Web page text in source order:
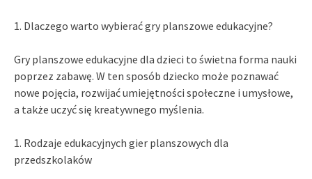
1. Dlaczego warto wybierać gry planszowe edukacyjne?
Gry planszowe edukacyjne dla dzieci to świetna forma nauki
poprzez zabawę. W ten sposób dziecko może poznawać
nowe pojęcia, rozwijać umiejętności społeczne i umysłowe,
a także uczyć się kreatywnego myślenia.
1. Rodzaje edukacyjnych gier planszowych dla
przedszkolaków